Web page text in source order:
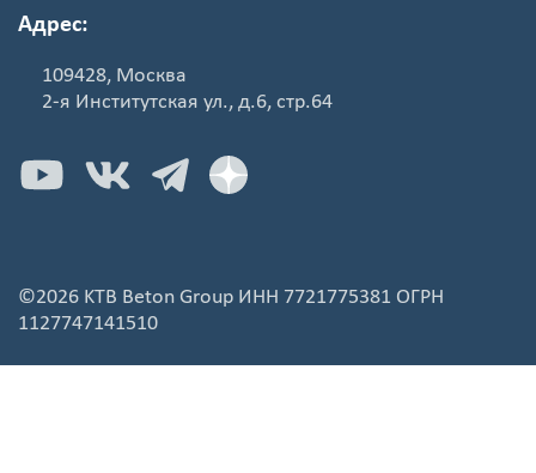
Адрес:
109428, Москва
2-я Институтская ул., д.6, стр.64
©2026 KTB Beton Group ИНН 7721775381 ОГРН
1127747141510